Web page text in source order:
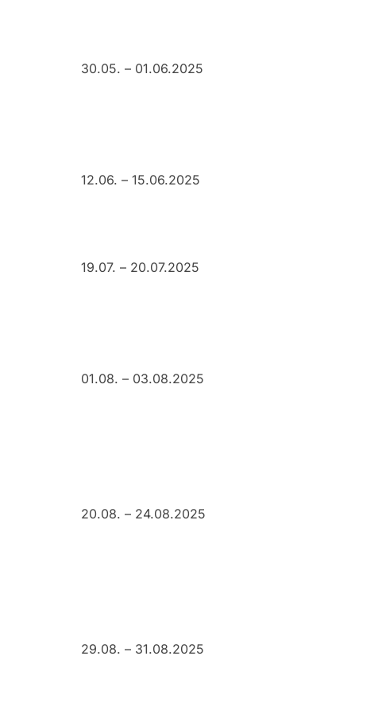
30.05. – 01.06.2025
12.06. – 15.06.2025
19.07. – 20.07.2025
01.08. – 03.08.2025
20.08. – 24.08.2025
29.08. – 31.08.2025